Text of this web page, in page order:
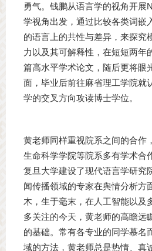
勇气。钱鹏从语言学的视角开展
学视角出发，通过比较各类词嵌
的语言上的共性与差异，来探究
力以及其可解释性，在短短两年
篇高水平学术论文，随后更将眼
面，毕业后前往麻省理工学院就
学的交叉方向攻读博士学位。
黄老师同样重视院系之间的合作
生命科学学院等院系多有学术合
复旦大学建设了现代语言学研究
闻传播领域的专家在舆情分析方
木，生于毫末，在人工智能以及
多关注的今天，黄老师的高瞻远
的基础。常有各专业的同学慕名
域的方法，黄老师总是热情、真